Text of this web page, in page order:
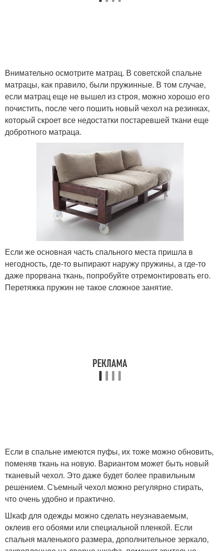
Внимательно осмотрите матрац. В советской спальне
матрацы, как правило, были пружинные. В том случае,
если матрац еще не вышел из строя, можно хорошо его
почистить, после чего пошить новый чехол на резинках,
который скроет все недостатки постаревшей ткани еще
добротного матраца.
Если же основная часть спального места пришла в
негодность, где-то выпирают наружу пружины, а где-то
даже прорвана ткань, попробуйте отремонтировать его.
Перетяжка пружин не такое сложное занятие.
Если в спальне имеются пуфы, их тоже можно обновить,
поменяв ткань на новую. Вариантом может быть новый
тканевый чехол. Это даже будет более правильным
решением. Съемный чехол можно регулярно стирать,
что очень удобно и практично.
Шкаф для одежды можно сделать неузнаваемым,
оклеив его обоями или специальной пленкой. Если
спальня маленького размера, дополнительное зеркало,